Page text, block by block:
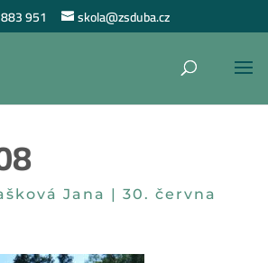
951 skola@zsduba.cz
Jana |30. června